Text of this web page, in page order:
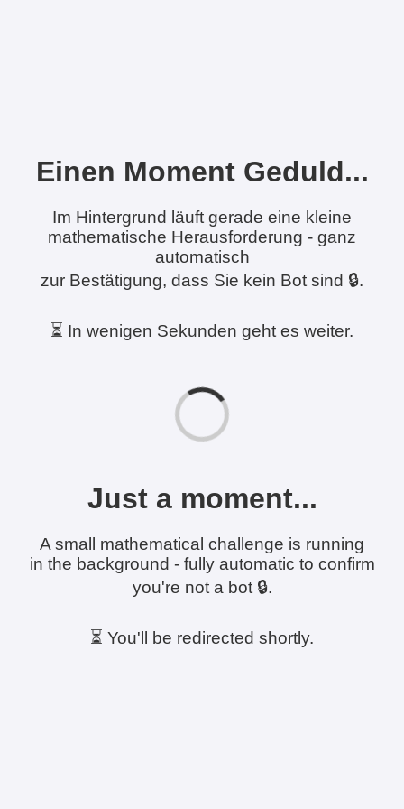
Einen Moment Geduld...
Im Hintergrund läuft gerade eine kleine
mathematische Herausforderung - ganz
automatisch
zur Bestätigung, dass Sie kein Bot sind 🔒.
⏳ In wenigen Sekunden geht es weiter.
Just a moment...
A small mathematical challenge is running
in the background - fully automatic to confirm
you're not a bot 🔒.
⏳ You'll be redirected shortly.